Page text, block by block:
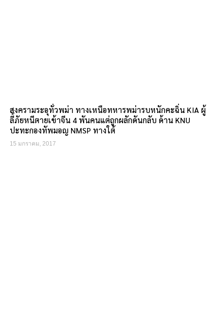
สงครามระอุทั่วพม่า ทางเหนือทหารพม่ารบหนักคะฉิ่น KIA ผู้
ลี้ภัยหนีตายเข้าจีน 4 พันคนแต่ถูกผลักดันกลับ ด้าน KNU
ปะทะกองทัพมอญ NMSP ทางใต้
15 มกราคม, 2017